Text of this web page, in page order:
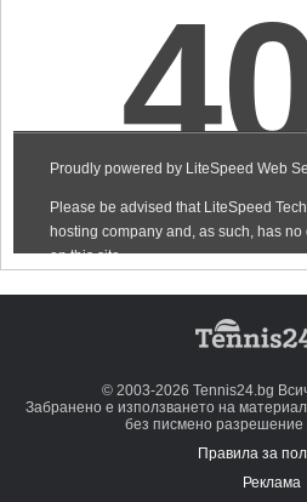
© 2003-2026 Tennis24.bg
Забранено е използването на
без писмено разрешение
Правила за
Реклама